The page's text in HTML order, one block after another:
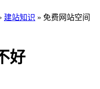
建站知识 » 免费网站空间
好